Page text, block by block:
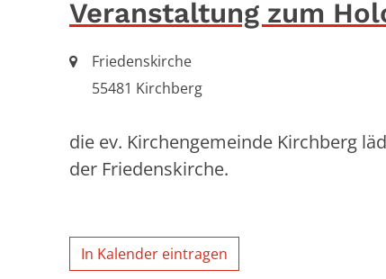
Veranstaltung zum
Ort:Friedenskirche
55481 Kirchberg
die ev. Kirchengemeinde Kirchberg
der Friedenskirche.
In Kalender eintragen